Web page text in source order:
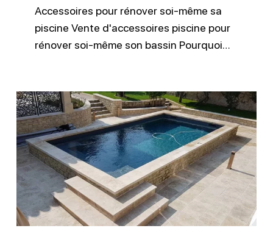
Accessoires pour rénover soi-même sa
piscine Vente d'accessoires piscine pour
rénover soi-même son bassin Pourquoi…
Rénovation
d’une
piscine
enterrée
en
béton